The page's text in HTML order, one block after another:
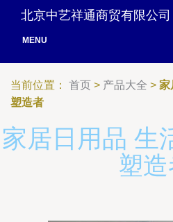
北京中艺祥通商贸有限公司
MENU
当前位置： 首页 > 产品大全 > 家
塑造者
家居日用品 生
塑